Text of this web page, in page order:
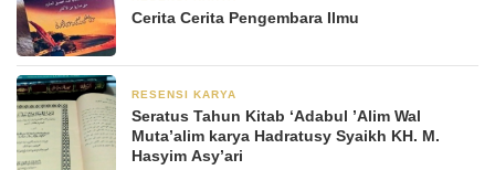
Cerita Cerita Pengembara Ilmu
RESENSI KARYA
Seratus Tahun Kitab ‘Adabul ’Alim Wal
Muta’alim karya Hadratusy Syaikh KH. M.
Hasyim Asy’ari